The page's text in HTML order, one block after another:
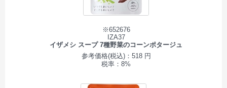
※652676
IZA37
イザメシ スープ 7種野菜のコーンポタージュ
参考価格(税込)：518 円
税率：8%